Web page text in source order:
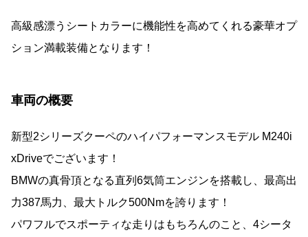
高級感漂うシートカラーに機能性を高めてくれる豪華オプ
ション満載装備となります！
車両の概要
新型2シリーズクーペのハイパフォーマンスモデル M240i
xDriveでございます！
BMWの真骨頂となる直列6気筒エンジンを搭載し、最高出
力387馬力、最大トルク500Nmを誇ります！
パワフルでスポーティな走りはもちろんのこと、4シータ